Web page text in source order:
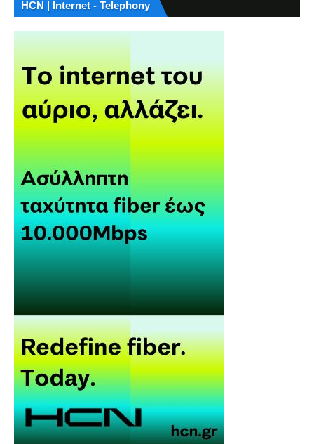
HCN | Internet - Telephony